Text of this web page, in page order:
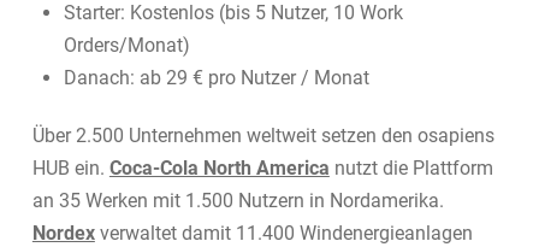
Starter: Kostenlos (bis 5 Nutzer, 10 Work
Orders/Monat)
Danach: ab 29 € pro Nutzer / Monat
Über 2.500 Unternehmen weltweit setzen den osapiens
HUB ein. Coca-Cola North America nutzt die Plattform
an 35 Werken mit 1.500 Nutzern in Nordamerika.
Nordexverwaltet damit 11.400 Windenergieanlagen